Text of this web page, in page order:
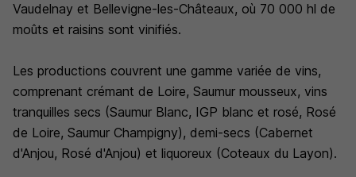
Vaudelnay et Bellevigne-les-Châteaux, où 70 000 hl de
moûts et raisins sont vinifiés.
Les productions couvrent une gamme variée de vins,
comprenant crémant de Loire, Saumur mousseux, vins
tranquilles secs (Saumur Blanc, IGP blanc et rosé, Rosé
de Loire, Saumur Champigny), demi-secs (Cabernet
d'Anjou, Rosé d'Anjou) et liquoreux (Coteaux du Layon).